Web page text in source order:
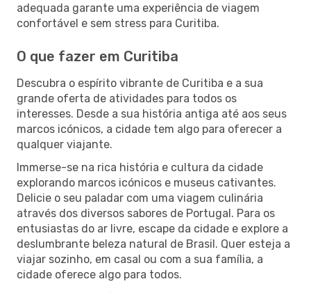
adequada garante uma experiência de viagem
confortável e sem stress para Curitiba.
O que fazer em Curitiba
Descubra o espírito vibrante de Curitiba e a sua
grande oferta de atividades para todos os
interesses. Desde a sua história antiga até aos seus
marcos icónicos, a cidade tem algo para oferecer a
qualquer viajante.
Immerse-se na rica história e cultura da cidade
explorando marcos icónicos e museus cativantes.
Delicie o seu paladar com uma viagem culinária
através dos diversos sabores de Portugal. Para os
entusiastas do ar livre, escape da cidade e explore a
deslumbrante beleza natural de Brasil. Quer esteja a
viajar sozinho, em casal ou com a sua família, a
cidade oferece algo para todos.